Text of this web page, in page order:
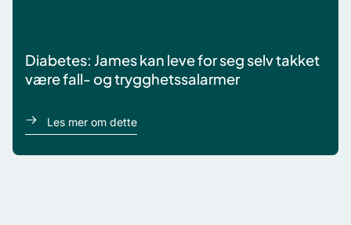
Diabetes: James kan leve for seg selv takket
være fall- og trygghetssalarmer
Les mer om detteom James